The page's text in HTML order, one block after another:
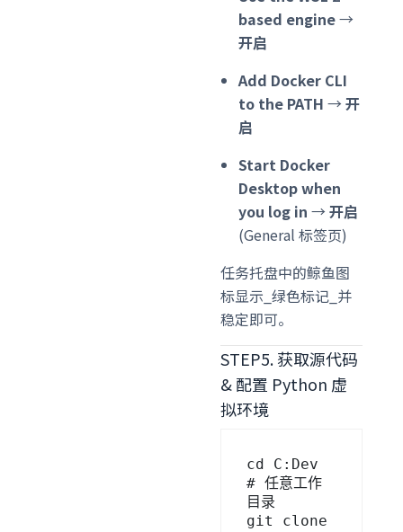
based engine→
开启
Add Docker CLI
to the PATH →开
启
Start Docker
Desktop when
you log in →开启
(General 标签页)
任务托盘中的鲸鱼图
标显示_绿色标记_并
稳定即可。
STEP5. 获取源代码
& 配置 Python 虚
拟环境
cd C:Dev
# 任意工作
目录
git clone